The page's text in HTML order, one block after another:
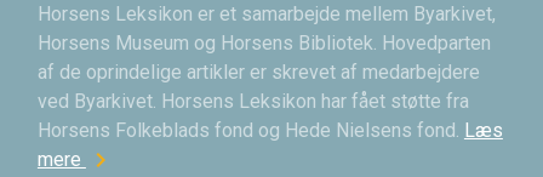
Horsens Leksikon er et samarbejde mellem Byarkivet,
Horsens Museum og Horsens Bibliotek. Hovedparten
af de oprindelige artikler er skrevet af medarbejdere
ved Byarkivet. Horsens Leksikon har fået støtte fra
Horsens Folkeblads fond og Hede Nielsens fond. Læs
mere chevron_right